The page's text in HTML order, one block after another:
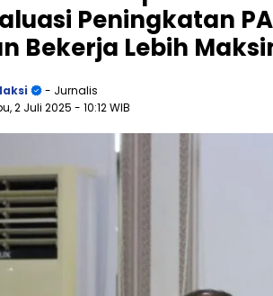
Peningkatan
Bekerja Lebih
- Jurnalis
2 Juli 2025 - 10:12 WIB